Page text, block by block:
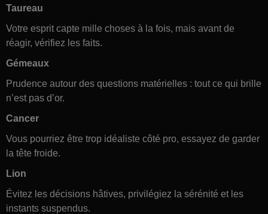
Taureau
Votre esprit capte mille choses à la fois, mais avant de
réagir, vérifiez les faits.
Gémeaux
Prudence autour des questions matérielles : tout ce qui brille
n’est pas d’or.
Cancer
Vous pourriez être trop idéaliste côté pro, essayez de garder
la tête froide.
Lion
Évitez les décisions hâtives, privilégiez la sérénité et les
instants suspendus.